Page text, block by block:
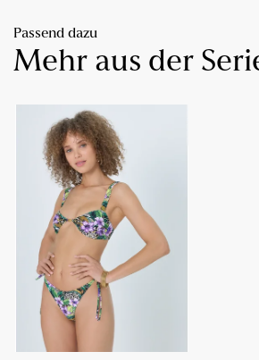
Passend dazu
Mehr aus der